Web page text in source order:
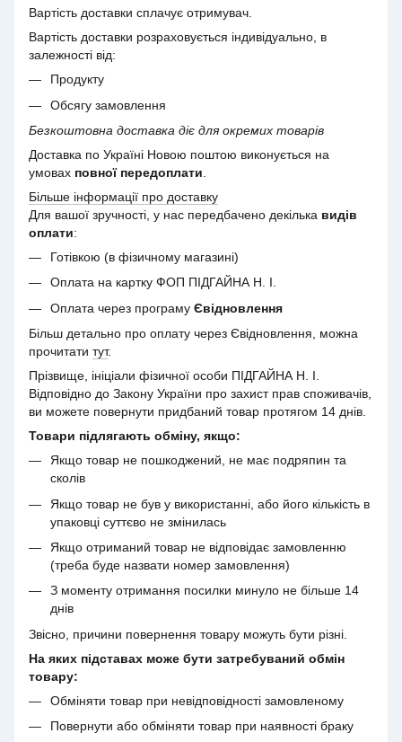
Вартість доставки сплачує отримувач.
Вартість доставки розраховується індивідуально, в
залежності від:
Продукту
Обсягу замовлення
Безкоштовна доставка діє для окремих товарів
Доставка по Україні Новою поштою виконується на
умовах повної передоплати
Більше інформації про доставку
Для вашої зручності, у нас передбачено декілька видів
оплати:
Готівкою (в фізичному магазині)
Оплата на картку ФОП ПІДГАЙНА Н. І.
Оплата через програму Євідновлення
Більш детально про оплату через Євідновлення, можна
прочитати тут.
Прізвище, ініціали фізичної особи ПІДГАЙНА Н. І.
Відповідно до Закону України про захист прав споживачів,
ви можете повернути придбаний товар протягом 14 днів.
Товари підлягають обміну, якщо:
Якщо товар не пошкоджений, не має подряпин та
сколів
Якщо товар не був у використанні, або його кількість в
упаковці суттєво не змінилась
Якщо отриманий товар не відповідає замовленню
(треба буде назвати номер замовлення)
З моменту отримання посилки минуло не більше 14
днів
Звісно, причини повернення товару можуть бути різні.
На яких підставах може бути затребуваний обмін
товару:
Обміняти товар при невідповідності замовленому
Повернути або обміняти товар при наявності браку